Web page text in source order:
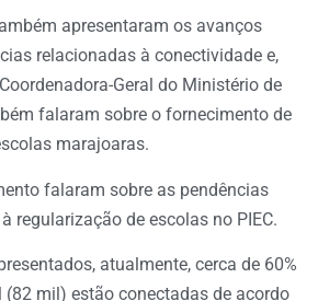
apresentaram os avanços
relacionadas à conectividade e,
Geral do Ministério de
falaram sobre o fornecimento de
marajoaras.
falaram sobre as pendências
regularização de escolas no PIEC.
atualmente, cerca de 60%
(82 mil) estão conectadas de acordo